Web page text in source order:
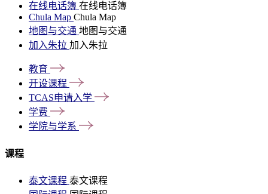
在线电话簿 在线电话簿
Chula Map Chula Map
地图与交通 地图与交通
加入朱拉 加入朱拉
教育
开设课程
TCAS申请入学
学费
学院与学系
课程
泰文课程 泰文课程